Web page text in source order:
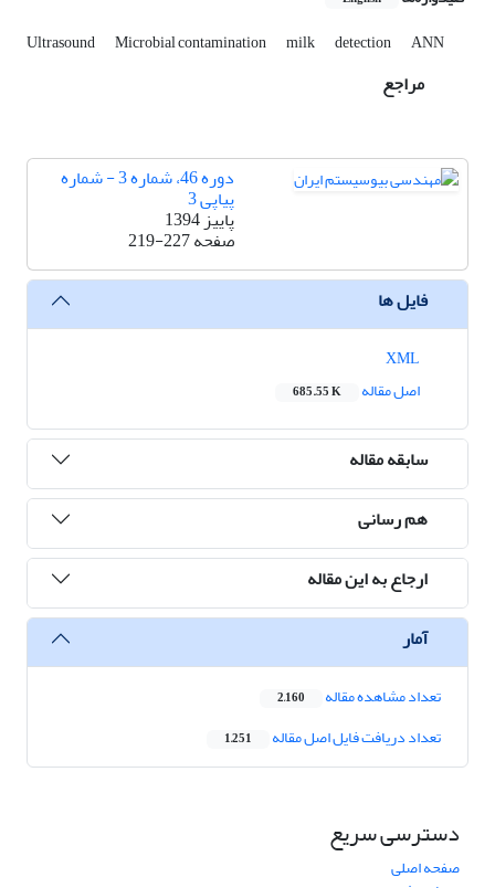
Ultrasound Microbial contamination milk detection ANN
مراجع
دوره 46، شماره 3 - شماره
پیاپی 3
پاییز 1394
صفحه219-227
فایل ها
اصل مقاله
685.55 K
سابقه مقاله
هم رسانی
ارجاع به این مقاله
آمار
تعداد مشاهده مقاله 2,160
تعداد دریافت فایل اصل مقاله 1,251
دسترسی سریع
صفحه اصلی